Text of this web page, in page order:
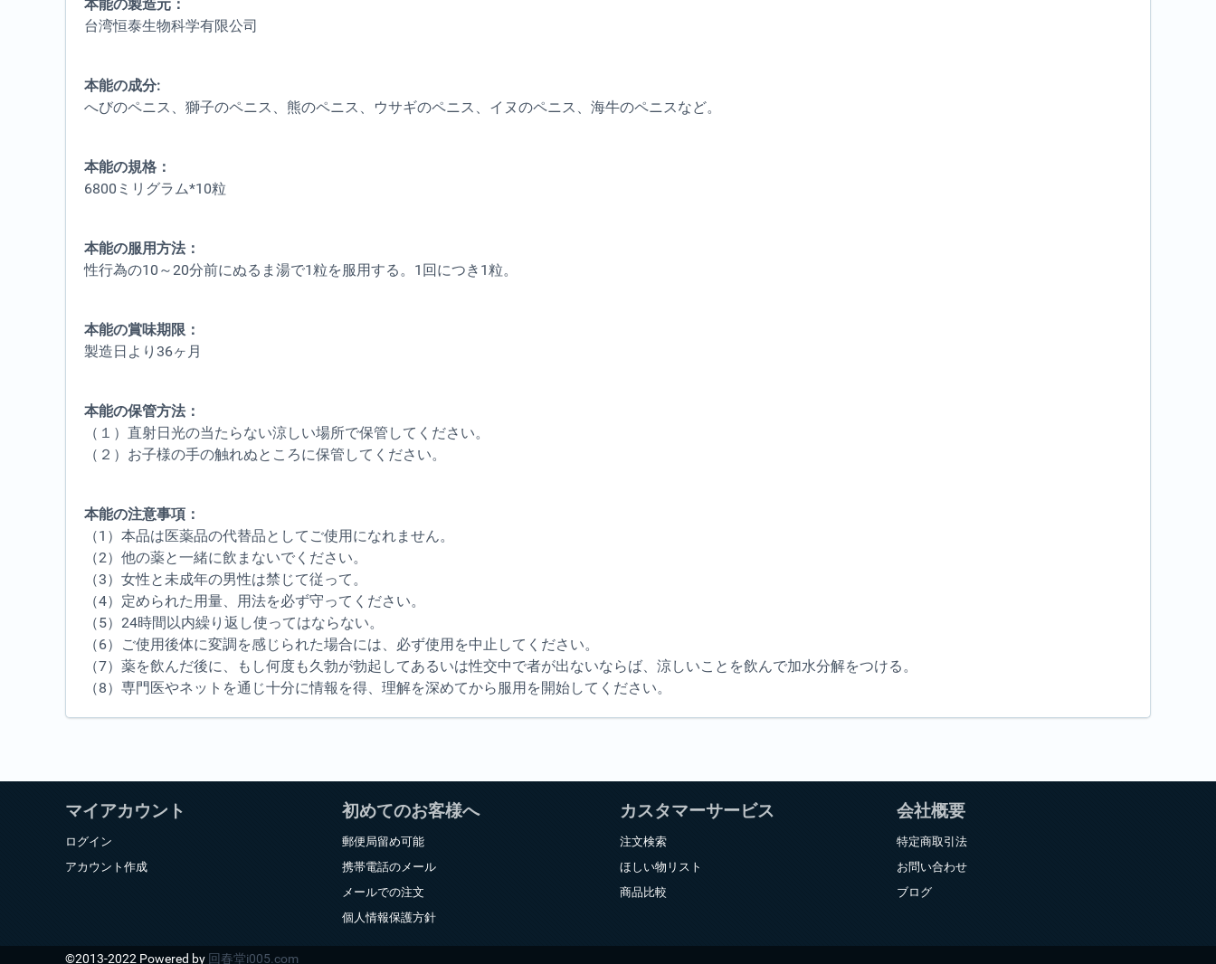
本能の製造元：
台湾恒泰生物科学有限公司
本能の成分:
へびのペニス、獅子のペニス、熊のペニス、ウサギのペニス、イヌのペニス、海牛のペニスなど。
本能の規格：
6800ミリグラム*10粒
本能の服用方法：
性行為の10～20分前にぬるま湯で1粒を服用する。1回につき1粒。
本能の賞味期限：
製造日より36ヶ月
本能の保管方法：
（１）直射日光の当たらない涼しい場所で保管してください。
（２）お子様の手の触れぬところに保管してください。
本能の注意事項：
（1）本品は医薬品の代替品としてご使用になれません。
（2）他の薬と一緒に飲まないでください。
（3）女性と未成年の男性は禁じて従って。
（4）定められた用量、用法を必ず守ってください。
（5）24時間以内繰り返し使ってはならない。
（6）ご使用後体に変調を感じられた場合には、必ず使用を中止してください。
（7）薬を飲んだ後に、もし何度も久勃が勃起してあるいは性交中で者が出ないならば、涼しいことを飲んで加水分解をつける。
（8）専門医やネットを通じ十分に情報を得、理解を深めてから服用を開始してください。
マイアカウント
ログイン
アカウント作成
初めてのお客様へ
郵便局留め可能
携帯電話のメール
メールでの注文
個人情報保護方針
カスタマーサービス
注文検索
ほしい物リスト
商品比較
会社概要
特定商取引法
お問い合わせ
ブログ
©2013-2022 Powered by 回春堂i005.com